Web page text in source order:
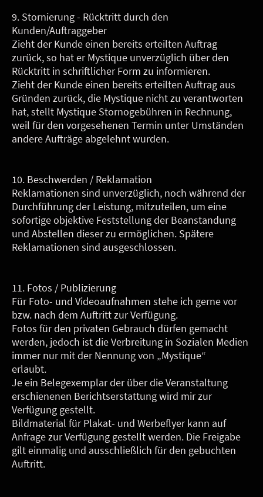
9. Stornierung - Rücktritt durch den
Kunden/Auftraggeber
Zieht der Kunde einen bereits erteilten Auftrag
zurück, so hat er Mystique unverzüglich über den
Rücktritt in schriftlicher Form zu informieren.
Zieht der Kunde einen bereits erteilten Auftrag aus
Gründen zurück, die Mystique nicht zu verantworten
hat, stellt Mystique Stornogebühren in Rechnung,
weil für den vorgesehenen Termin unter Umständen
andere Aufträge abgelehnt wurden.
10. Beschwerden / Reklamation
Reklamationen sind unverzüglich, noch während der
Durchführung der Leistung, mitzuteilen, um eine
sofortige objektive Feststellung der Beanstandung
und Abstellen dieser zu ermöglichen. Spätere
Reklamationen sind ausgeschlossen.
11. Fotos / Publizierung
Für Foto- und Videoaufnahmen stehe ich gerne vor
bzw. nach dem Auftritt zur Verfügung.
Fotos für den privaten Gebrauch dürfen gemacht
werden, jedoch ist die Verbreitung in Sozialen Medien
immer nur mit der Nennung von „Mystique“
erlaubt.
Je ein Belegexemplar der über die Veranstaltung
erschienenen Berichtserstattung wird mir zur
Verfügung gestellt.
Bildmaterial für Plakat- und Werbeflyer kann auf
Anfrage zur Verfügung gestellt werden. Die Freigabe
gilt einmalig und ausschließlich für den gebuchten
Auftritt.